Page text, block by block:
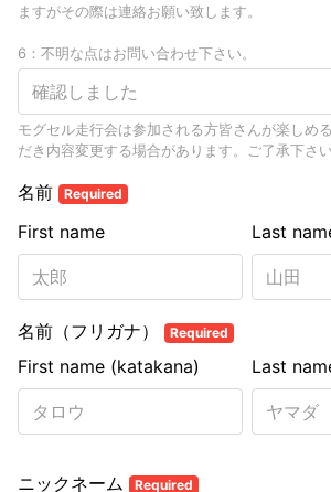
ますがその際は連絡お願い致します。
6：不明な点はお問い合わせ下さい。
モグセル走行会は参加される方皆さんが楽しめ
だき内容変更する場合があります。ご了承下さい
名前 Required
Last
First name
名前（フリガナ） Required
Last
First name (katakana)
ニックネーム Required